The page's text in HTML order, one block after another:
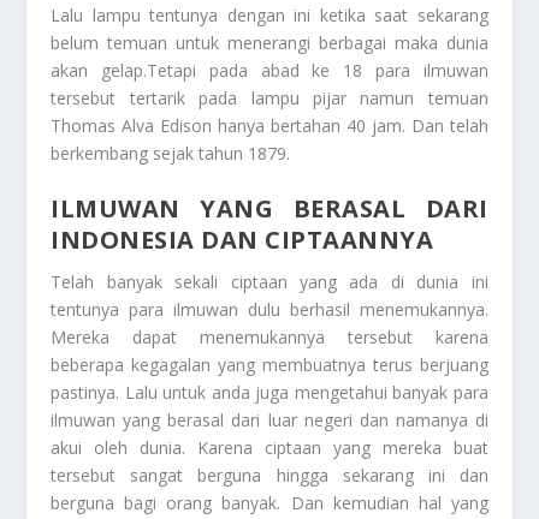
Lalu lampu tentunya dengan ini ketika saat sekarang
belum temuan untuk menerangi berbagai maka dunia
akan gelap.Tetapi pada abad ke 18 para ilmuwan
tersebut tertarik pada lampu pijar namun temuan
Thomas Alva Edison hanya bertahan 40 jam. Dan telah
berkembang sejak tahun 1879.
ILMUWAN YANG BERASAL DARI
INDONESIA DAN CIPTAANNYA
Telah banyak sekali ciptaan yang ada di dunia ini
tentunya para ilmuwan dulu berhasil menemukannya.
Mereka dapat menemukannya tersebut karena
beberapa kegagalan yang membuatnya terus berjuang
pastinya. Lalu untuk anda juga mengetahui banyak para
ilmuwan yang berasal dari luar negeri dan namanya di
akui oleh dunia. Karena ciptaan yang mereka buat
tersebut sangat berguna hingga sekarang ini dan
berguna bagi orang banyak. Dan kemudian hal yang